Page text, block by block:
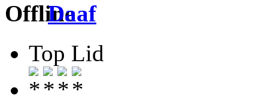
Daaf
Top Lid